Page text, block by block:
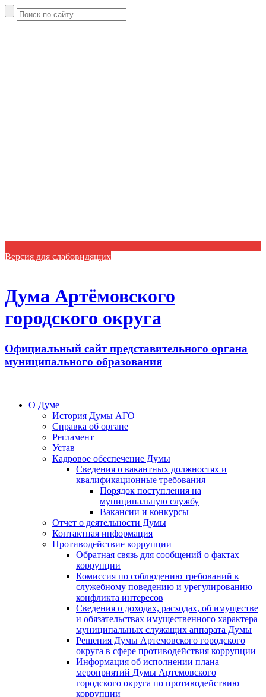
Версия для слабовидящих
Дума Артёмовского
городского округа
Официальный сайт представительного органа
муниципального образования
О Думе
История Думы АГО
Справка об органе
Регламент
Устав
Кадровое обеспечение Думы
Сведения о вакантных должностях и
квалификационные требования
Порядок поступления на
муниципальную службу
Вакансии и конкурсы
Отчет о деятельности Думы
Контактная информация
Противодействие коррупции
Обратная связь для сообщений о фактах
коррупции
Комиссия по соблюдению требований к
служебному поведению и урегулированию
конфликта интересов
Сведения о доходах, расходах, об имуществе
и обязательствах имущественного характера
муниципальных служащих аппарата Думы
Решения Думы Артемовского городского
округа в сфере противодействия коррупции
Информация об исполнении плана
мероприятий Думы Артемовского
городского округа по противодействию
коррупции